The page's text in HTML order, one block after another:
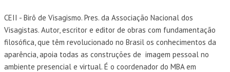
CEII - Birô de Visagismo. Pres. da Associação Nacional dos
Visagistas. Autor, escritor e editor de obras com fundamentação
filosófica, que têm revolucionado no Brasil os conhecimentos da
aparência, apoia todas as construções de imagem pessoal no
ambiente presencial e virtual. É o coordenador do MBA em